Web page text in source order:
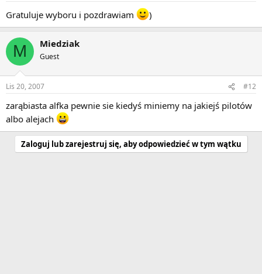
Gratuluje wyboru i pozdrawiam )
M Miedziak
Guest
Lis 20, 2007 #12
zarąbiasta alfka pewnie sie kiedyś miniemy na jakiejś pilotów
albo alejach
Zaloguj lub zarejestruj się, aby odpowiedzieć w tym wątku